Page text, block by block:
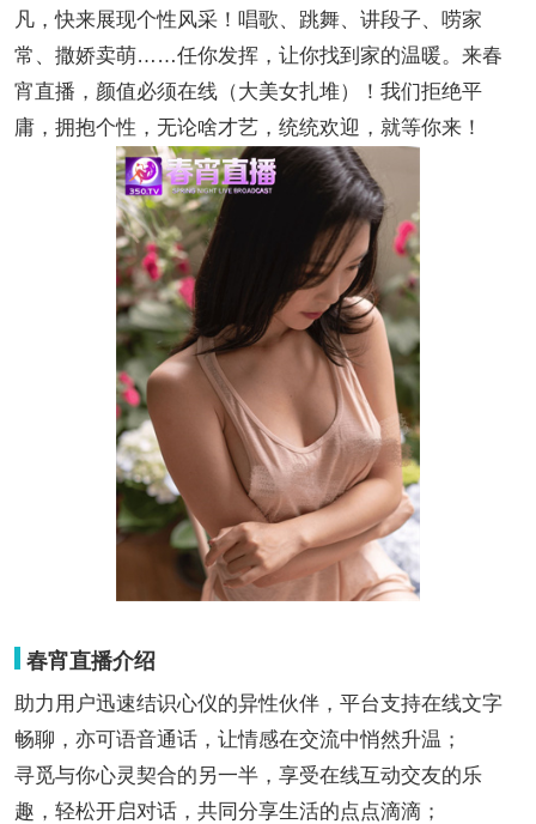
凡，快来展现个性风采！唱歌、跳舞、讲段子、唠家
常、撒娇卖萌……任你发挥，让你找到家的温暖。来春
宵直播，颜值必须在线（大美女扎堆）！我们拒绝平
庸，拥抱个性，无论啥才艺，统统欢迎，就等你来！
春宵直播介绍
助力用户迅速结识心仪的异性伙伴，平台支持在线文字
畅聊，亦可语音通话，让情感在交流中悄然升温；
寻觅与你心灵契合的另一半，享受在线互动交友的乐
趣，轻松开启对话，共同分享生活的点点滴滴；